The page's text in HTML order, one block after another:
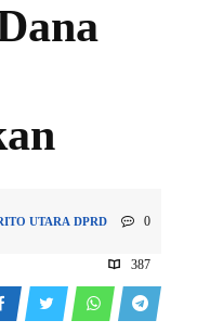
UTARA DPRD 0
387